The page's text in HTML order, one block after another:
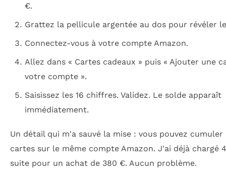
€.
Grattez la pellicule argentée au dos pour révéler
Connectez-vous à votre compte Amazon.
Allez dans « Cartes cadeaux » puis « Ajouter une
votre compte ».
Saisissez les 16 chiffres. Validez. Le solde apparaît
immédiatement.
Un détail qui m'a sauvé la mise : vous pouvez cumuler
cartes sur le même compte Amazon. J'ai déjà chargé
suite pour un achat de 380 €. Aucun problème.